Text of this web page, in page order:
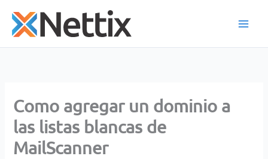
content
Como agregar un dominio a
las listas blancas de
MailScanner